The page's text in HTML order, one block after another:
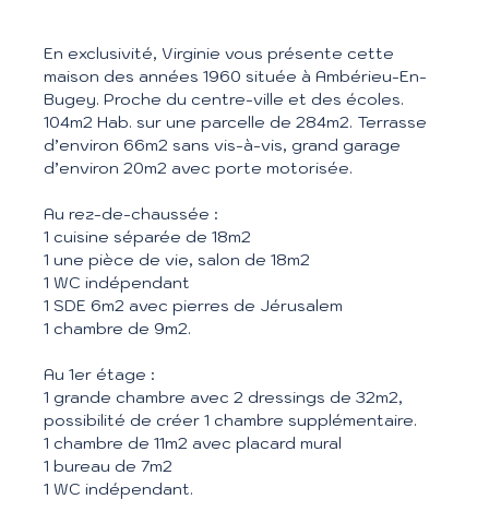
En exclusivité, Virginie vous présente cette
maison des années 1960 située à Ambérieu-En-
Bugey. Proche du centre-ville et des écoles.
104m2 Hab. sur une parcelle de 284m2. Terrasse
d’environ 66m2 sans vis-à-vis, grand garage
d’environ 20m2 avec porte motorisée.
Au rez-de-chaussée :
1 cuisine séparée de 18m2
1 une pièce de vie, salon de 18m2
1 WC indépendant
1 SDE 6m2 avec pierres de Jérusalem
1 chambre de 9m2.
Au 1er étage :
1 grande chambre avec 2 dressings de 32m2,
possibilité de créer 1 chambre supplémentaire.
1 chambre de 11m2 avec placard mural
1 bureau de 7m2
1 WC indépendant.